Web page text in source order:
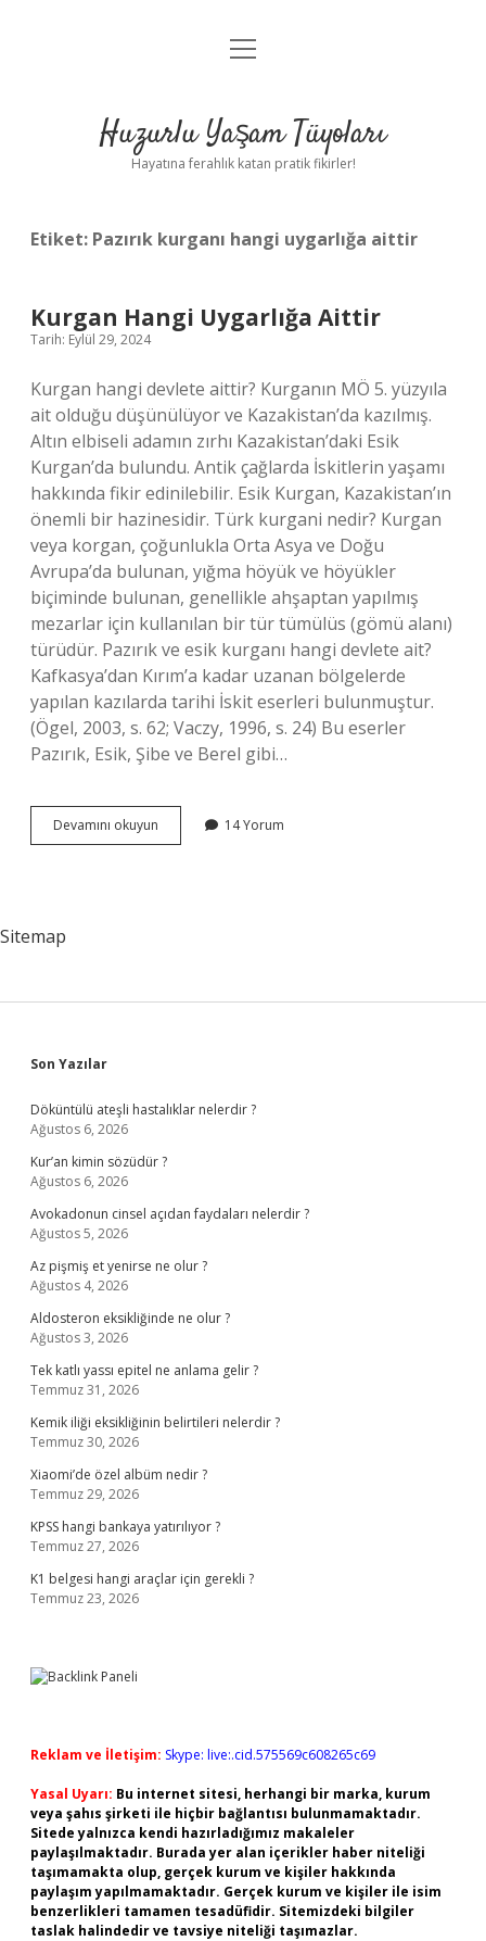
Anasayfa
Yasal Uyarı
menüyü
Huzurlu Yaşam Tüyoları
Hayatına ferahlık katan pratik fikirler!
Etiket: Pazırık kurganı hangi uygarlığa aittir
Kurgan Hangi Uygarlığa Aittir
Tarih: Eylül 29, 2024
Kurgan hangi devlete aittir? Kurganın MÖ 5. yüzyıla
ait olduğu düşünülüyor ve Kazakistan’da kazılmış.
Altın elbiseli adamın zırhı Kazakistan’daki Esik
Kurgan’da bulundu. Antik çağlarda İskitlerin yaşamı
hakkında fikir edinilebilir. Esik Kurgan, Kazakistan’ın
önemli bir hazinesidir. Türk kurgani nedir? Kurgan
veya korgan, çoğunlukla Orta Asya ve Doğu
Avrupa’da bulunan, yığma höyük ve höyükler
biçiminde bulunan, genellikle ahşaptan yapılmış
mezarlar için kullanılan bir tür tümülüs (gömü alanı)
türüdür. Pazırık ve esik kurganı hangi devlete ait?
Kafkasya’dan Kırım’a kadar uzanan bölgelerde
yapılan kazılarda tarihi İskit eserleri bulunmuştur.
(Ögel, 2003, s. 62; Vaczy, 1996, s. 24) Bu eserler
Pazırık, Esik, Şibe ve Berel gibi…
Devamını okuyun
Hangi
14 Yorum
Sitemap
Sidebar
Son Yazılar
Döküntülü ateşli hastalıklar nelerdir ?
Ağustos 6, 2026
Kur’an kimin sözüdür ?
Ağustos 6, 2026
Avokadonun cinsel açıdan faydaları nelerdir ?
Ağustos 5, 2026
Az pişmiş et yenirse ne olur ?
Ağustos 4, 2026
Aldosteron eksikliğinde ne olur ?
Ağustos 3, 2026
Tek katlı yassı epitel ne anlama gelir ?
Temmuz 31, 2026
Kemik iliği eksikliğinin belirtileri nelerdir ?
Temmuz 30, 2026
Xiaomi’de özel albüm nedir ?
Temmuz 29, 2026
KPSS hangi bankaya yatırılıyor ?
Temmuz 27, 2026
K1 belgesi hangi araçlar için gerekli ?
Temmuz 23, 2026
Reklam ve İletişim: Skype: live:.cid.575569c608265c69
Yasal Uyarı: Bu internet sitesi, herhangi bir marka, kurum
veya şahıs şirketi ile hiçbir bağlantısı bulunmamaktadır.
Sitede yalnızca kendi hazırladığımız makaleler
paylaşılmaktadır. Burada yer alan içerikler haber niteliği
taşımamakta olup, gerçek kurum ve kişiler hakkında
paylaşım yapılmamaktadır. Gerçek kurum ve kişiler ile isim
benzerlikleri tamamen tesadüfidir. Sitemizdeki bilgiler
taslak halindedir ve tavsiye niteliği taşımazlar.